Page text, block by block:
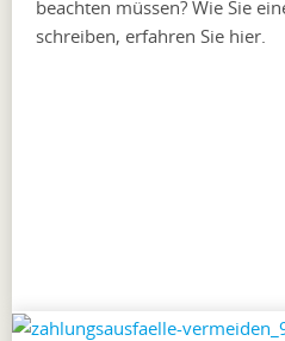
beachten müssen? Wie Sie
schreiben, erfahren Sie hier.